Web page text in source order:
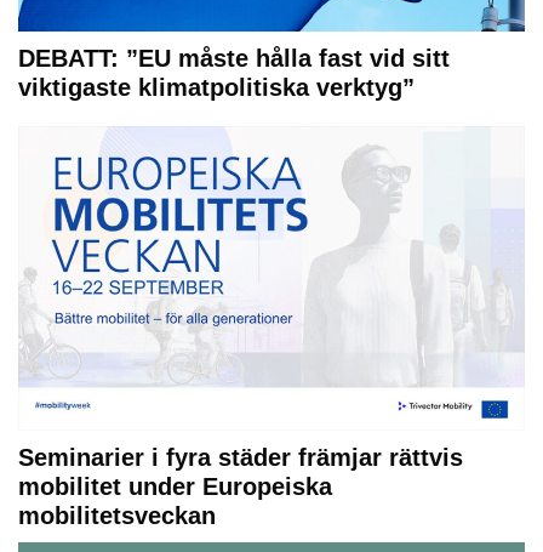
DEBATT: ”EU måste hålla fast vid sitt
viktigaste klimatpolitiska verktyg”
Seminarier i fyra städer främjar rättvis
mobilitet under Europeiska
mobilitetsveckan